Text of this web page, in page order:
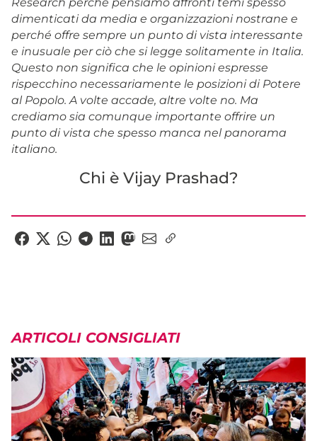
dimenticati da media e organizzazioni nostrane e
perché offre sempre un punto di vista interessante
e inusuale per ciò che si legge solitamente in Italia.
Questo non significa che le opinioni espresse
rispecchino necessariamente le posizioni di Potere
al Popolo. A volte accade, altre volte no. Ma
crediamo sia comunque importante offrire un
punto di vista che spesso manca nel panorama
italiano.
Chi è Vijay Prashad?
ARTICOLI CONSIGLIATI